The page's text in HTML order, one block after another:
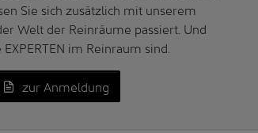
Sie sich zusätzlich mit unserem
Welt der Reinräume passiert. Und
im Reinraum sind.
zur Anmeldung